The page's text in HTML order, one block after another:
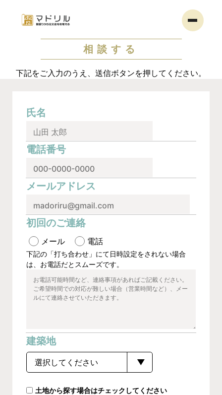
相談する
下記をご入力のうえ、送信ボタンを押してください。
氏名
電話番号
メールアドレス
初回のご連絡
メール 電話
下記の「打ち合わせ」にて日時設定をされない場合
は、お電話だとスムーズです。
建築地
土地から探す場合はチェックしてください